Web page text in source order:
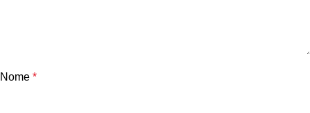
Nome *